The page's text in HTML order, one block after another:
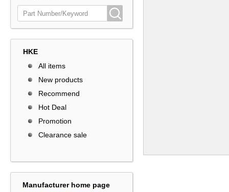
HKE
All items
New products
Recommend
Hot Deal
Promotion
Clearance sale
Manufacturer home page